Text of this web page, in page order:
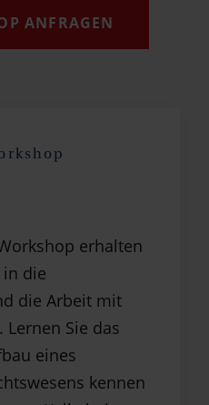
ANFRAGEN
erhalten
in die
die Arbeit mit
Lernen Sie das
eines
kennen